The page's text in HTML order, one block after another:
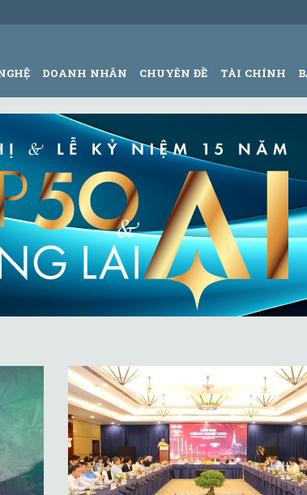
DOANH NHÂN CHUYÊN ĐỀ TÀI CHÍNH